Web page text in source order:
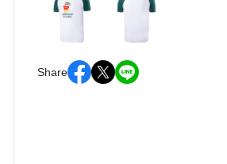
Share